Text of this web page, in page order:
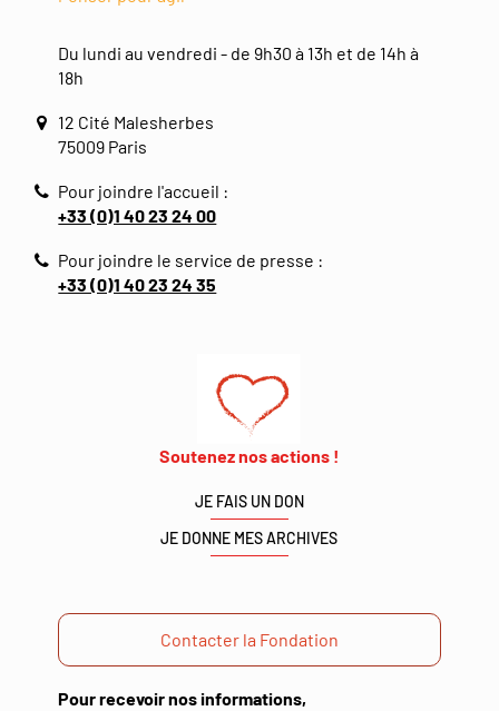
Du lundi au vendredi - de 9h30 à 13h et de 14h à
18h
12 Cité Malesherbes
75009 Paris
Pour joindre l'accueil :
+33 (0)1 40 23 24 00
Pour joindre le service de presse :
+33 (0)1 40 23 24 35
Soutenez nos actions !
JE FAIS UN DON
JE DONNE MES ARCHIVES
Contacter la Fondation
Pour recevoir nos informations,